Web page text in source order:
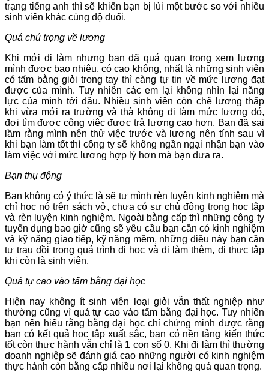
trạng tiếng anh thì sẽ khiến bạn bị lùi một bước so với nhiều
sinh viên khác cùng độ đuổi.
Quá chú trọng về lương
Khi mới đi làm nhưng bạn đã quá quan trọng xem lương
mình được bao nhiêu, có cao không, nhất là những sinh viên
có tấm bằng giỏi trong tay thì càng tự tin về mức lương đạt
được của mình. Tuy nhiên các em lại không nhìn lại năng
lực của mình tới đâu. Nhiều sinh viên còn chê lương thấp
khi vừa mới ra trường và thà không đi làm mức lương đó,
đợi tìm được công việc được trả lương cao hơn. Bạn đã sai
lầm rằng mình nên thử việc trước và lương nên tính sau vì
khi bạn làm tốt thì công ty sẽ không ngần ngại nhận bạn vào
làm việc với mức lương hợp lý hơn mà bạn đưa ra.
Bạn thụ động
Bạn không có ý thức là sẽ tự mình rèn luyện kinh nghiệm mà
chỉ học nó trên sách vở, chưa có sự chủ động trong học tập
và rèn luyện kinh nghiệm. Ngoài bằng cấp thì những công ty
tuyển dụng bao giờ cũng sẽ yêu cầu bạn cần có kinh nghiệm
và kỹ năng giao tiếp, kỹ năng mềm, những điều này bạn cần
tự trau dồi trong quá trình đi học và đi làm thêm, đi thực tập
khi còn là sinh viên.
Quá tự cao vào tấm bằng đại học
Hiện nay không ít sinh viên loại giỏi vẫn thất nghiệp như
thường cũng vì quá tự cao vào tấm bằng đại học. Tuy nhiên
bạn nên hiểu rằng bằng đại học chỉ chứng minh được rằng
bạn có kết quả học tập xuất sắc, bạn có nền tảng kiến thức
tốt còn thực hành vẫn chỉ là 1 con số 0. Khi đi làm thì thường
doanh nghiệp sẽ đánh giá cao những người có kinh nghiệm
thực hành còn bằng cấp nhiều nơi lại không quá quan trọng.